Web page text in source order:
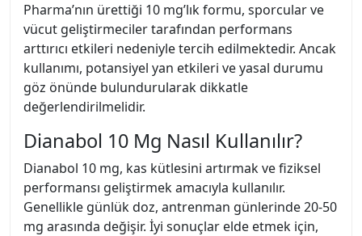
Pharma’nın ürettiği 10 mg’lık formu, sporcular ve
vücut geliştirmeciler tarafından performans
arttırıcı etkileri nedeniyle tercih edilmektedir. Ancak
kullanımı, potansiyel yan etkileri ve yasal durumu
göz önünde bulundurularak dikkatle
değerlendirilmelidir.
Dianabol 10 Mg Nasıl Kullanılır?
Dianabol 10 mg, kas kütlesini artırmak ve fiziksel
performansı geliştirmek amacıyla kullanılır.
Genellikle günlük doz, antrenman günlerinde 20-50
mg arasında değişir. İyi sonuçlar elde etmek için,